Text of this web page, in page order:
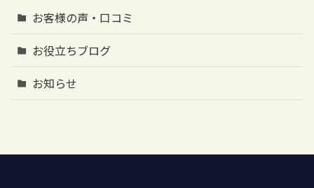
お客様の声・口コミ
お役立ちブログ
お知らせ